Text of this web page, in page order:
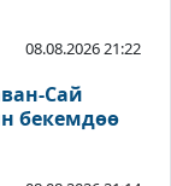
08.08.2026 21:22
Сай
бекемдөө